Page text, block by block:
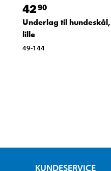
4290
Underlag til hundeskål,
lille
49-144
KUNDESERVICE